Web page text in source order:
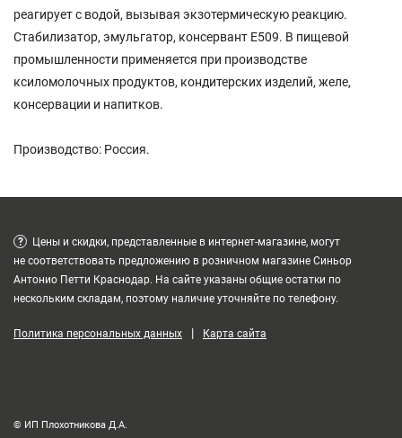
реагирует с водой, вызывая экзотермическую реакцию.
Стабилизатор, эмульгатор, консервант E509. В пищевой
промышленности применяется при производстве
ксиломолочных продуктов, кондитерских изделий, желе,
консервации и напитков.
Производство: Россия.
?
Цены и скидки, представленные в интернет-магазине, могут
не соответствовать предложению в розничном магазине Синьор
Антонио Петти Краснодар. На сайте указаны общие остатки по
нескольким складам, поэтому наличие уточняйте по телефону.
Политика персональных данных | Карта сайта
© ИП Плохотникова Д.А.